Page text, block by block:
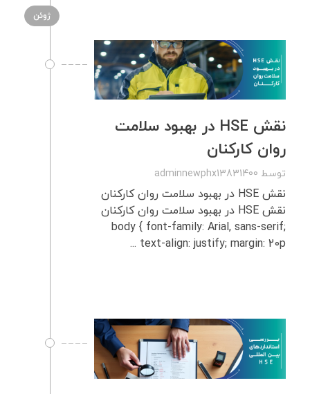
ژوئن
نقش HSE در بهبود سلامت
روان کارکنان
توسط adminnewphx13831400
نقش HSE در بهبود سلامت روان کارکنان
نقش HSE در بهبود سلامت روان کارکنان
body { font-family: Arial, sans-serif;
text-align: justify; margin: 20p ...